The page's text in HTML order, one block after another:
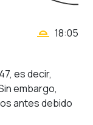
wb_twilight_2 18:05
es decir,
embargo,
antes debido